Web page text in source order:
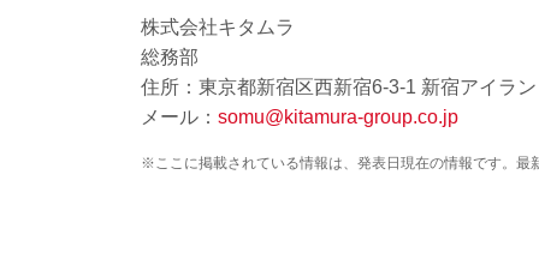
株式会社キタムラ
総務部
住所：東京都新宿区西新宿6-3-1 新宿アイラ
メール： somu@kitamura-group.co.jp
※ここに掲載されている情報は、発表日現在の情報です。最